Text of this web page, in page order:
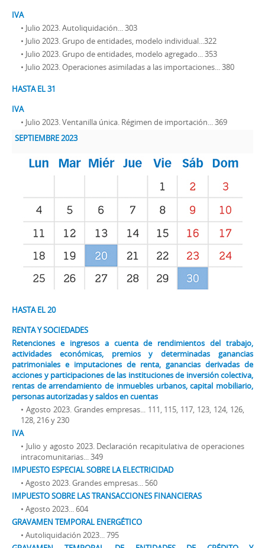
IVA
• Julio 2023. Autoliquidación... 303
• Julio 2023. Grupo de entidades, modelo individual...322
• Julio 2023. Grupo de entidades, modelo agregado... 353
• Julio 2023. Operaciones asimiladas a las importaciones... 380
HASTA EL 31
IVA
• Julio 2023. Ventanilla única. Régimen de importación... 369
SEPTIEMBRE 2023
HASTA EL 20
RENTA Y SOCIEDADES
Retenciones e ingresos a cuenta de rendimientos del trabajo,
actividades económicas, premios y determinadas ganancias
patrimoniales e imputaciones de renta, ganancias derivadas de
acciones y participaciones de las instituciones de inversión colectiva,
rentas de arrendamiento de inmuebles urbanos, capital mobiliario,
personas autorizadas y saldos en cuentas
• Agosto 2023. Grandes empresas... 111, 115, 117, 123, 124, 126,
128, 216 y 230
IVA
• Julio y agosto 2023. Declaración recapitulativa de operaciones
intracomunitarias... 349
IMPUESTO ESPECIAL SOBRE LA ELECTRICIDAD
• Agosto 2023. Grandes empresas... 560
IMPUESTO SOBRE LAS TRANSACCIONES FINANCIERAS
• Agosto 2023... 604
GRAVAMEN TEMPORAL ENERGÉTICO
• Autoliquidación 2023... 795